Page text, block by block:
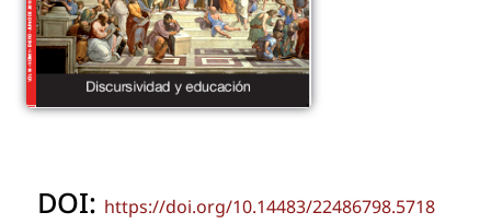
DOI: https://doi.org/10.14483/22486798.5718